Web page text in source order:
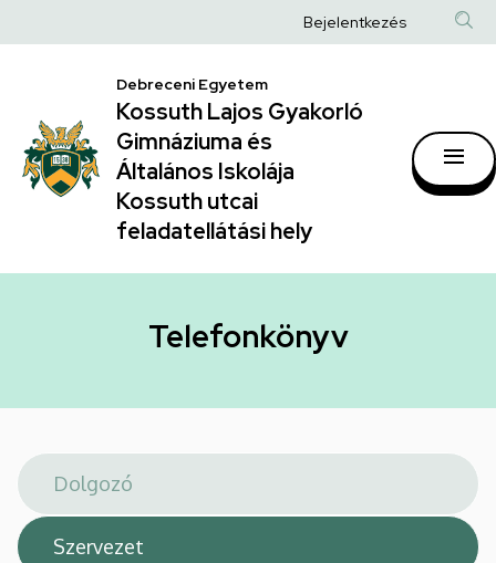
|
Kossuth
Lajos
Gyakorló
Gimnáziuma
Általános
hely
a
Anonim
fiók
Bejelentkezés
Debreceni Egyetem
Kossuth Lajos Gyakorló
Gimnáziuma és
Általános Iskolája
Kossuth utcai
feladatellátási hely
Telefonkönyv